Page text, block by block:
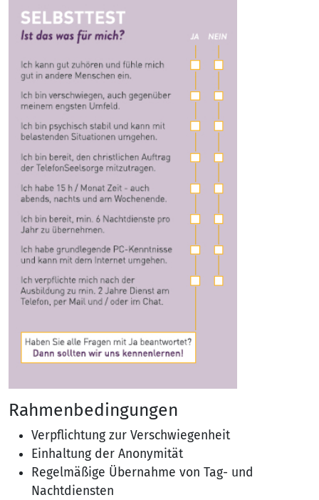
Rahmenbedingungen
Verpflichtung zur Verschwiegenheit
Einhaltung der Anonymität
Regelmäßige Übernahme von Tag- und
Nachtdiensten